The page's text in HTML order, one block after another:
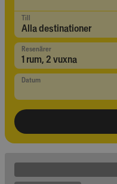
Till
Resenärer
1 rum, 2 vuxna
Datum